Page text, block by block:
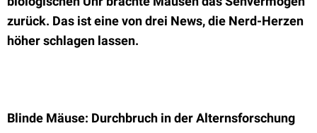
zurück. Das ist eine von drei News, die Nerd-Herzen
höher schlagen lassen.
Blinde Mäuse: Durchbruch in der Alternsforschung